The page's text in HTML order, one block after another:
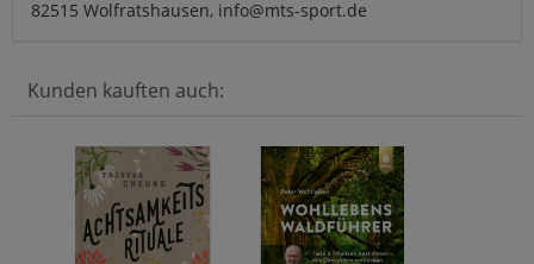
82515 Wolfratshausen, info@mts-sport.de
Kunden kauften auch: